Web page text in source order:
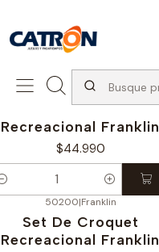
Inicio Productos
50100 Franklin
Set De Bochas
Recreacional Franklin
$44.990
50200|Franklin
Set De Croquet
Recreacional Franklin